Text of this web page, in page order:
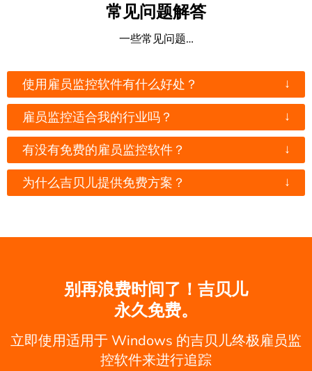
常见问题解答
一些常见问题…
使用雇员监控软件有什么好处？ ↓
雇员监控适合我的行业吗？ ↓
有没有免费的雇员监控软件？ ↓
为什么吉贝儿提供免费方案？ ↓
别再浪费时间了！吉贝儿
永久免费。
立即使用适用于 Windows 的吉贝儿终极雇员监
控软件来进行追踪